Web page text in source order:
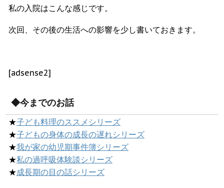
私の入院はこんな感じです。
次回、その後の生活への影響を少し書いておきます。
[adsense2]
◆今までのお話
★子ども料理のススメシリーズ
★子どもの身体の成長の遅れシリーズ
★我が家の幼児期事件簿シリーズ
★私の過呼吸体験談シリーズ
★成長期の目の話シリーズ